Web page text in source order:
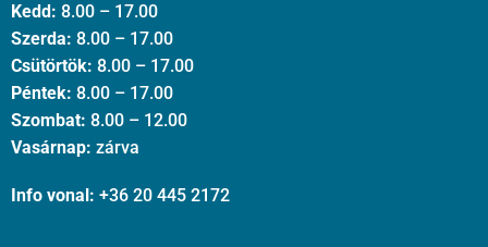
Kedd: 8.00 – 17.00
Szerda: 8.00 – 17.00
Csütörtök: 8.00 – 17.00
Péntek: 8.00 – 17.00
Szombat: 8.00 – 12.00
Vasárnap: zárva
Info vonal: +36 20 445 2172